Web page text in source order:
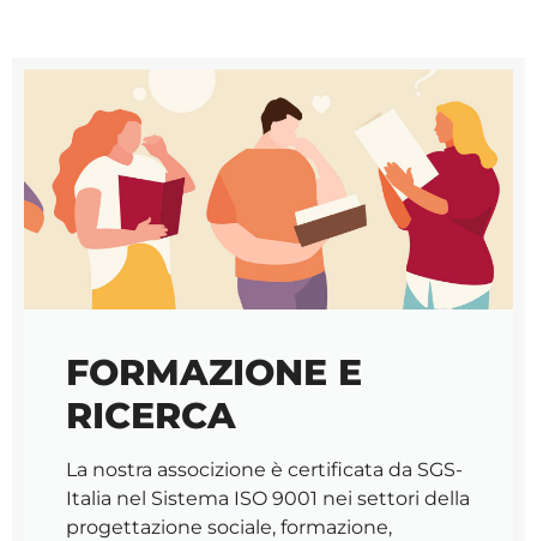
FORMAZIONE E
RICERCA
La nostra associzione è certificata da SGS-
Italia nel Sistema ISO 9001 nei settori della
progettazione sociale, formazione,